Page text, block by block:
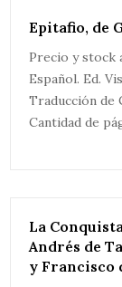
Epitafio, de
Precio y stock
Español. Ed.
Traducción de
Cantidad de
La
Andrés de
y Francisco